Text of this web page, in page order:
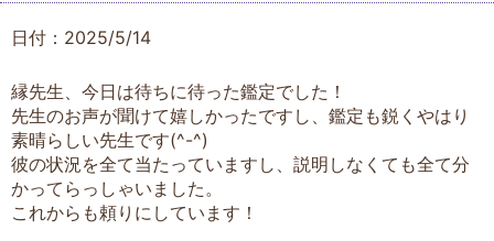
日付：2025/5/14
縁先生、今日は待ちに待った鑑定でした！
先生のお声が聞けて嬉しかったですし、鑑定も鋭くやはり
素晴らしい先生です(^-^)
彼の状況を全て当たっていますし、説明しなくても全て分
かってらっしゃいました。
これからも頼りにしています！